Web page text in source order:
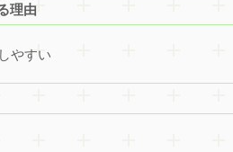
理由
やすい